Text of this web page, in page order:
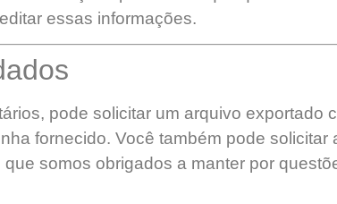
essas informações.
pode solicitar um arquivo exportado
fornecido. Você também pode solicitar
somos obrigados a manter por